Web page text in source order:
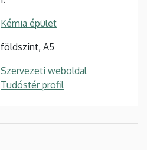
Kémia épület
földszint, A5
Szervezeti weboldal
Tudóstér profil